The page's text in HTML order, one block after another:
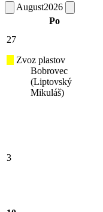
August2026
Po
27
Zvoz plastov
Bobrovec
(Liptovský
Mikuláš)
3